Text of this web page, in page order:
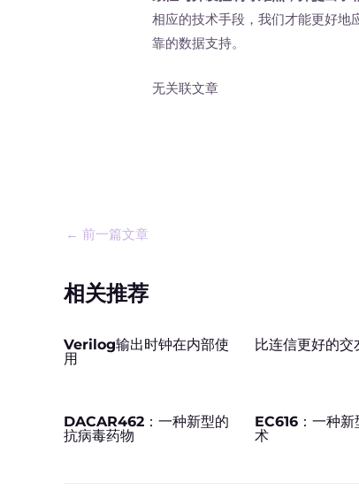
相应的技术手段，我们才能更好地
靠的数据支持。
无关联文章
← 前一篇文章
相关推荐
Verilog输出时钟在内部使
用
比连信更好的交
DACAR462：一种新型的
抗病毒药物
EC616：一种新
术